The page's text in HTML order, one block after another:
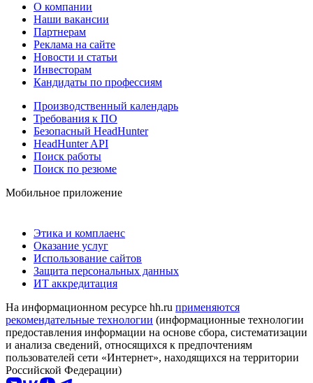
О компании
Наши вакансии
Партнерам
Реклама на сайте
Новости и статьи
Инвесторам
Кандидаты по профессиям
Производственный календарь
Требования к ПО
Безопасный HeadHunter
HeadHunter API
Поиск работы
Поиск по резюме
Мобильное приложение
Этика и комплаенс
Оказание услуг
Использование сайтов
Защита персональных данных
ИТ аккредитация
На информационном ресурсе hh.ru применяются
рекомендательные технологии (информационные технологии
предоставления информации на основе сбора, систематизации
и анализа сведений, относящихся к предпочтениям
пользователей сети «Интернет», находящихся на территории
Российской Федерации)